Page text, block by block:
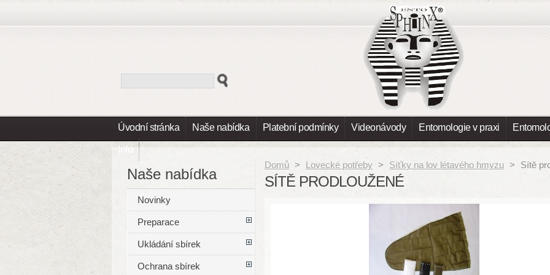
Úvodní stránka Naše nabídka Platební podmínky Videonávody Entomologie v praxi
Info
Domů > Lovecké potřeby > Síťky na lov létavého hmyzu > Sítě
SÍTĚ PRODLOUŽENÉ
Naše nabídka
Novinky
Preparace
Ukládání sbírek
Ochrana sbírek